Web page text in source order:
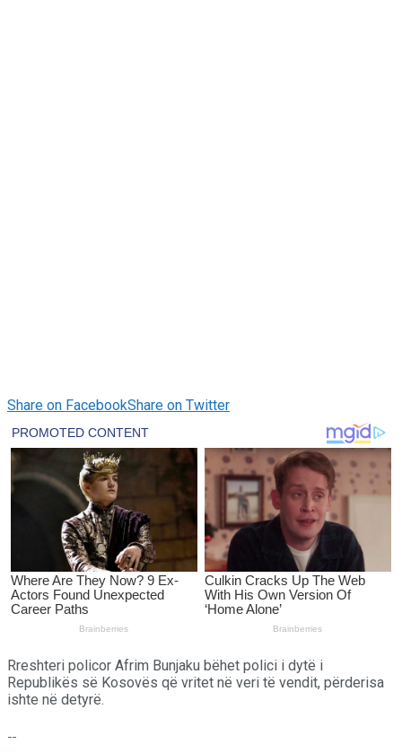
Share on FacebookShare on Twitter
Rreshteri policor Afrim Bunjaku bëhet polici i dytë i
Republikës së Kosovës që vritet në veri të vendit, përderisa
ishte në detyrë.